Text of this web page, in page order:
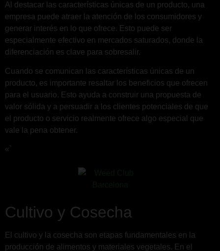
Al destacar las características únicas de un producto, una
empresa puede atraer la atención de los consumidores y
generar interés en lo que ofrece. Esto puede ser
especialmente efectivo en mercados saturados, donde la
diferenciación es clave para sobresalir.
Cuando se comunican las características únicas de un
producto, es importante resaltar los beneficios que ofrecen
para el usuario. Esto ayuda a construir una propuesta de
valor sólida y a persuadir a los clientes potenciales de que
el producto o servicio realmente ofrece algo especial que
vale la pena obtener.
«`
Cultivo y Cosecha
El cultivo y la cosecha son etapas fundamentales en la
producción de alimentos y materiales vegetales. En el